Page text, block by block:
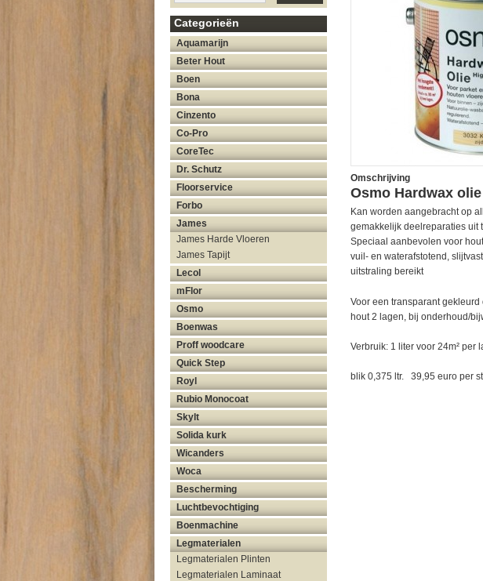
Categorieën
Aquamarijn
Beter Hout
Boen
Bona
Cinzento
Co-Pro
CoreTec
Dr. Schutz
Floorservice
Forbo
James
James Harde Vloeren
James Tapijt
Lecol
mFlor
Osmo
Boenwas
Proff woodcare
Quick Step
Royl
Rubio Monocoat
Skylt
Solida kurk
Wicanders
Woca
Bescherming
Luchtbevochtiging
Boenmachine
Legmaterialen
Legmaterialen Plinten
Legmaterialen Laminaat
Omschrijving
Osmo Hardwax
Kan worden aangebracht op
gemakkelijk deelreparaties uit
Speciaal aanbevolen voor
vuil- en waterafstotend,
uitstraling bereikt
Voor een transparant
hout 2 lagen, bij onderhoud/
Verbruik: 1 liter voor 24m² per
blik 0,375 ltr. 39,95 euro per